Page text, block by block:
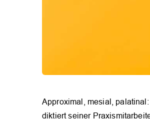
Approximal, mesial,
diktiert seiner